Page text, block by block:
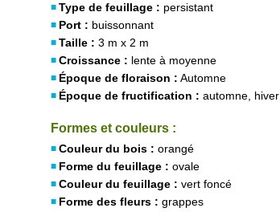
Type de feuillage : persistant
Port : buissonnant
Taille : 3 m x 2 m
Croissance : lente à moyenne
Époque de floraison : Automne
Époque de fructification : automne, hiver
Formes et couleurs :
Couleur du bois : orangé
Forme du feuillage : ovale
Couleur du feuillage : vert foncé
Forme des fleurs : grappes